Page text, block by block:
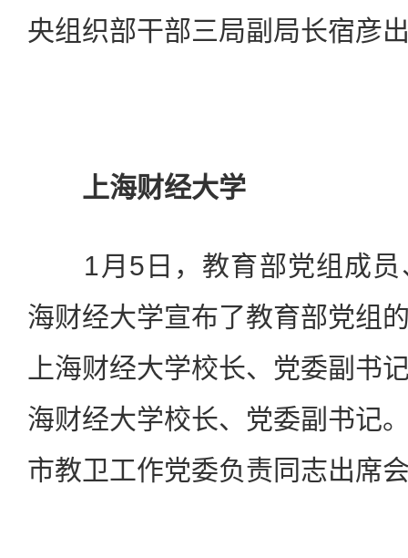
央组织部干部三局副局长宿彦
上海财经大学
1月5日，教育部党组成员
海财经大学宣布了教育部党组
上海财经大学校长、党委副书
海财经大学校长、党委副书记
市教卫工作党委负责同志出席